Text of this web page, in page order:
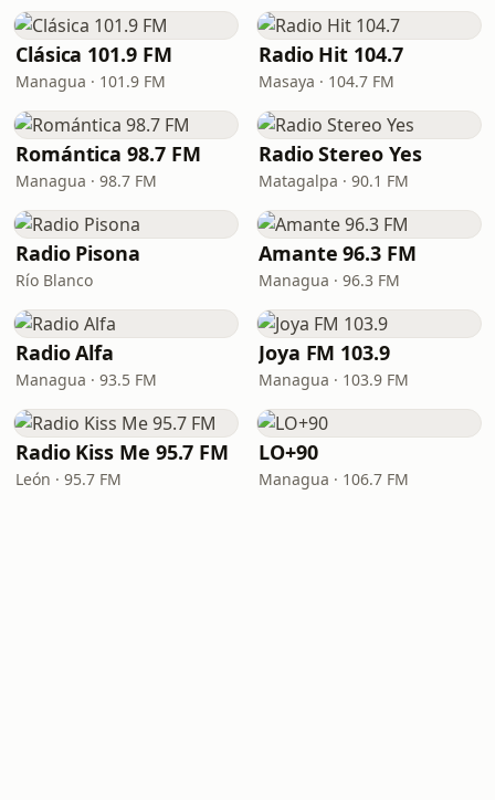
Clásica 101.9 FM
Managua · 101.9 FM
Radio Hit 104.7
Masaya · 104.7 FM
Romántica 98.7 FM
Managua · 98.7 FM
Radio Stereo Yes
Matagalpa · 90.1 FM
Radio Pisona
Río Blanco
Amante 96.3 FM
Managua · 96.3 FM
Radio Alfa
Managua · 93.5 FM
Joya FM 103.9
Managua · 103.9 FM
Radio Kiss Me 95.7 FM
León · 95.7 FM
LO+90
Managua · 106.7 FM